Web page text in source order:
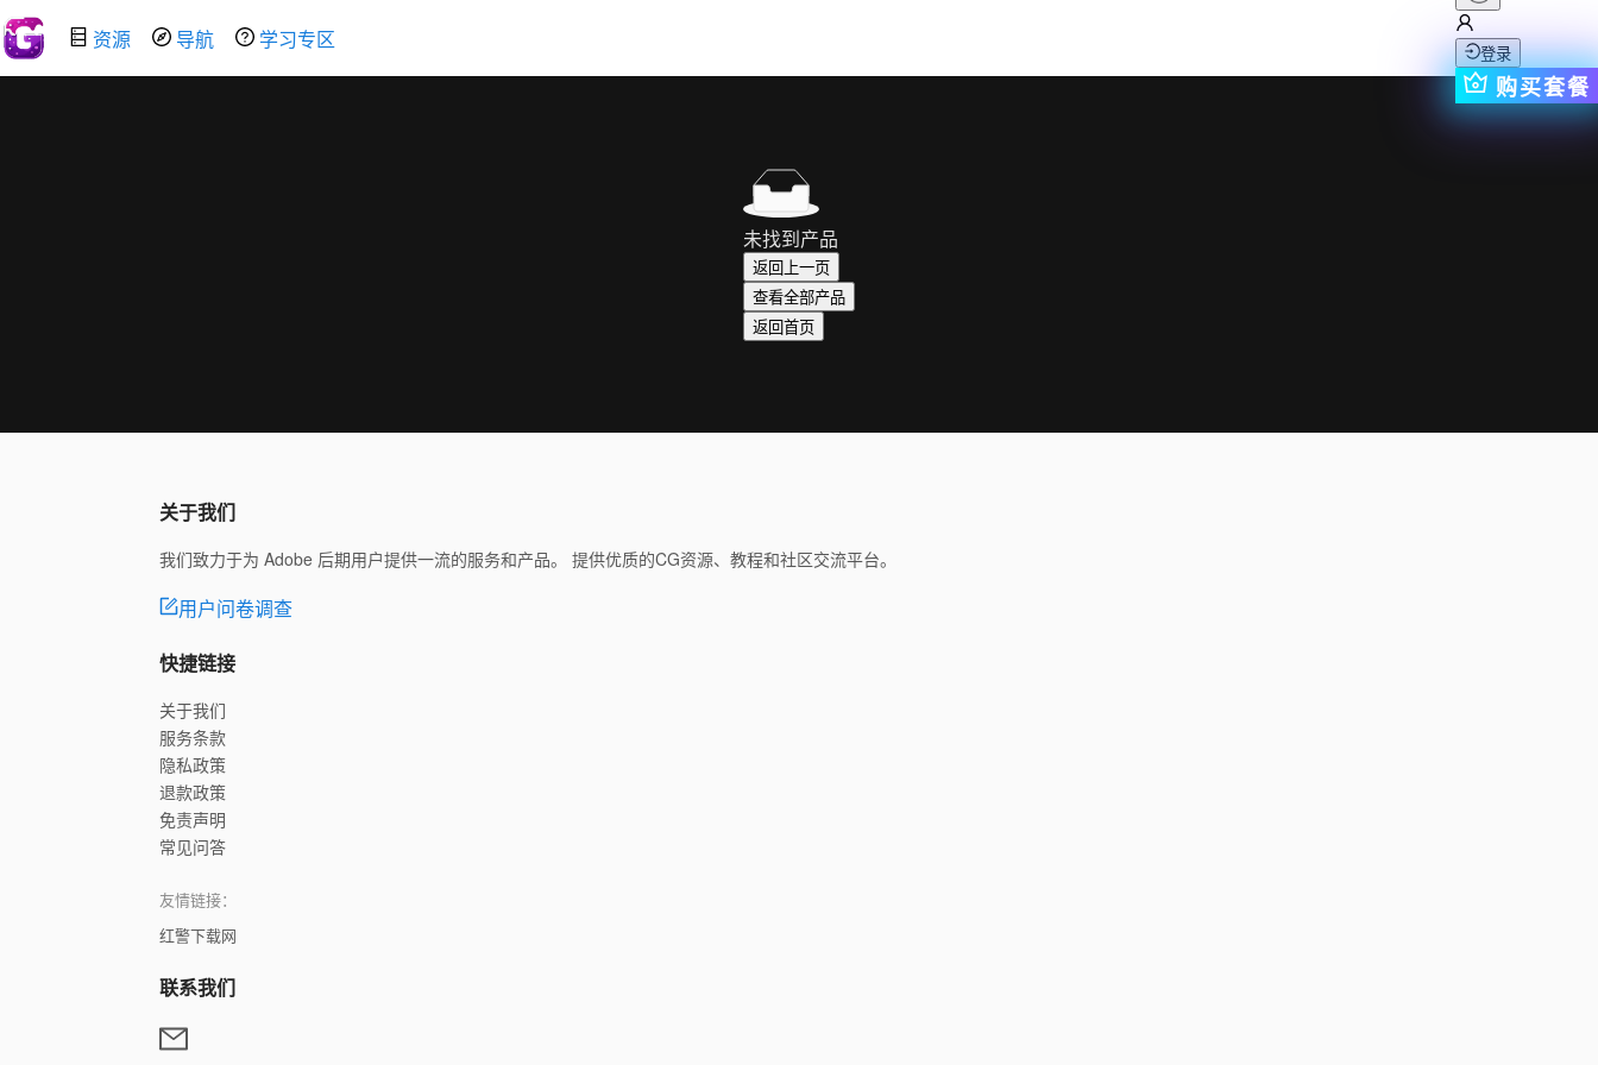
资源 导航 学习专区
登录
购买套餐
未找到产品
返回上一页
查看全部产品
返回首页
关于我们
我们致力于为 Adobe 后期用户提供一流的服务和产品。 提供优质的CG资源、教程和社区交流平台。
用户问卷调查
快捷链接
关于我们
服务条款
隐私政策
退款政策
免责声明
常见问答
友情链接：
红警下载网
联系我们